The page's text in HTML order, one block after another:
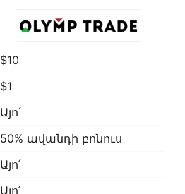
$10
$1
Այո՛
50% ավանդի բոնուս
Այո՛
Այո՛